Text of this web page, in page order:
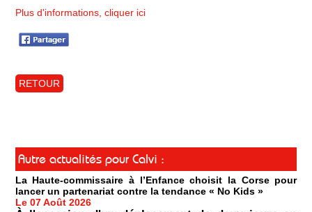
Plus d'informations, cliquer ici
RETOUR
Autre actualités pour Calvi :
La Haute-commissaire à l’Enfance choisit la Corse pour
lancer un partenariat contre la tendance « No Kids »
Le 07 Août 2026